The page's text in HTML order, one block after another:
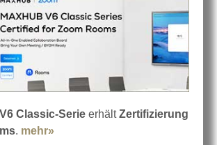
Classic-Serie erhältZertifizierung
. mehr»